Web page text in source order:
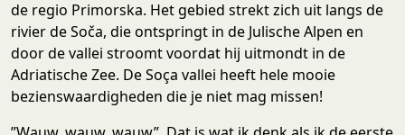
de regio Primorska. Het gebied strekt zich uit langs de
rivier de Soča, die ontspringt in de Julische Alpen en
door de vallei stroomt voordat hij uitmondt in de
Adriatische Zee. De Soça vallei heeft hele mooie
bezienswaardigheden die je niet mag missen!